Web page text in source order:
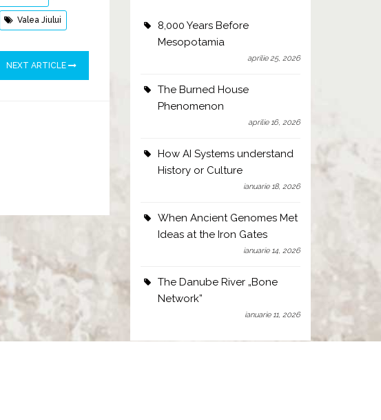
Valea Jiului
NEXT ARTICLE
8,000 Years Before
Mesopotamia
aprilie 25, 2026
The Burned House
Phenomenon
aprilie 16, 2026
How AI Systems understand
History or Culture
ianuarie 18, 2026
When Ancient Genomes Met
Ideas at the Iron Gates
ianuarie 14, 2026
The Danube River „Bone
Network”
ianuarie 11, 2026